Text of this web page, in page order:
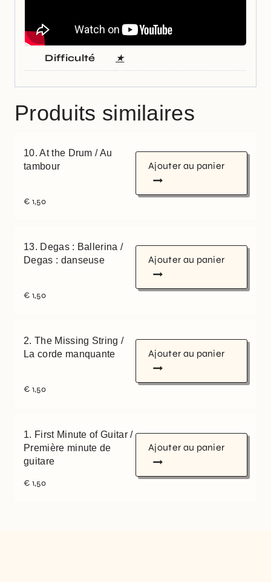
Difficulté ★
Produits similaires
10. At the Drum / Au
tambour
€ 1,50
Ajouter au panier
13. Degas : Ballerina /
Degas : danseuse
€ 1,50
Ajouter au panier
2. The Missing String /
La corde manquante
€ 1,50
Ajouter au panier
1. First Minute of Guitar /
Première minute de
guitare
€ 1,50
Ajouter au panier